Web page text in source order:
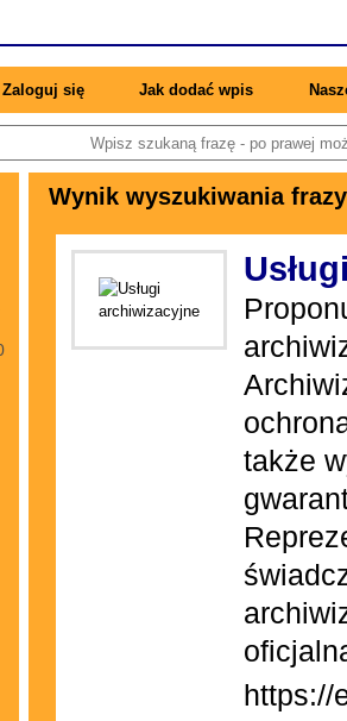
Zaloguj się Jak dodać wpis
Wynik wyszukiwania
także
https://